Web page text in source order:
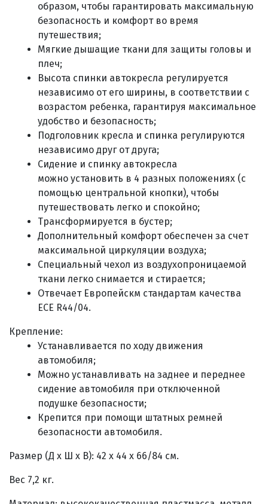
образом, чтобы гарантировать максимальную
безопасность и комфорт во время
путешествия;
Мягкие дышащие ткани для защиты головы и
плеч;
Высота спинки автокресла регулируется
независимо от его ширины, в соответствии с
возрастом ребенка, гарантируя максимальное
удобство и безопасность;
Подголовник кресла и спинка регулируются
независимо друг от друга;
Сидение и спинку автокресла
можно установить в 4 разных положениях (с
помощью центральной кнопки), чтобы
путешествовать легко и спокойно;
Трансформируется в бустер;
Дополнительный комфорт обеспечен за счет
максимальной циркуляции воздуха;
Специальный чехол из воздухопроницаемой
ткани легко снимается и стирается;
Отвечает Европейскм стандартам качества
ECE R44/04.
Крепление:
Устанавливается по ходу движения
автомобиля;
Можно устанавливать на заднее и переднее
сидение автомобиля при отключенной
подушке безопасности;
Крепится при помощи штатных ремней
безопасности автомобиля.
Размер (Д х Ш х В): 42 х 44 х 66/84 см.
Вес 7,2 кг.